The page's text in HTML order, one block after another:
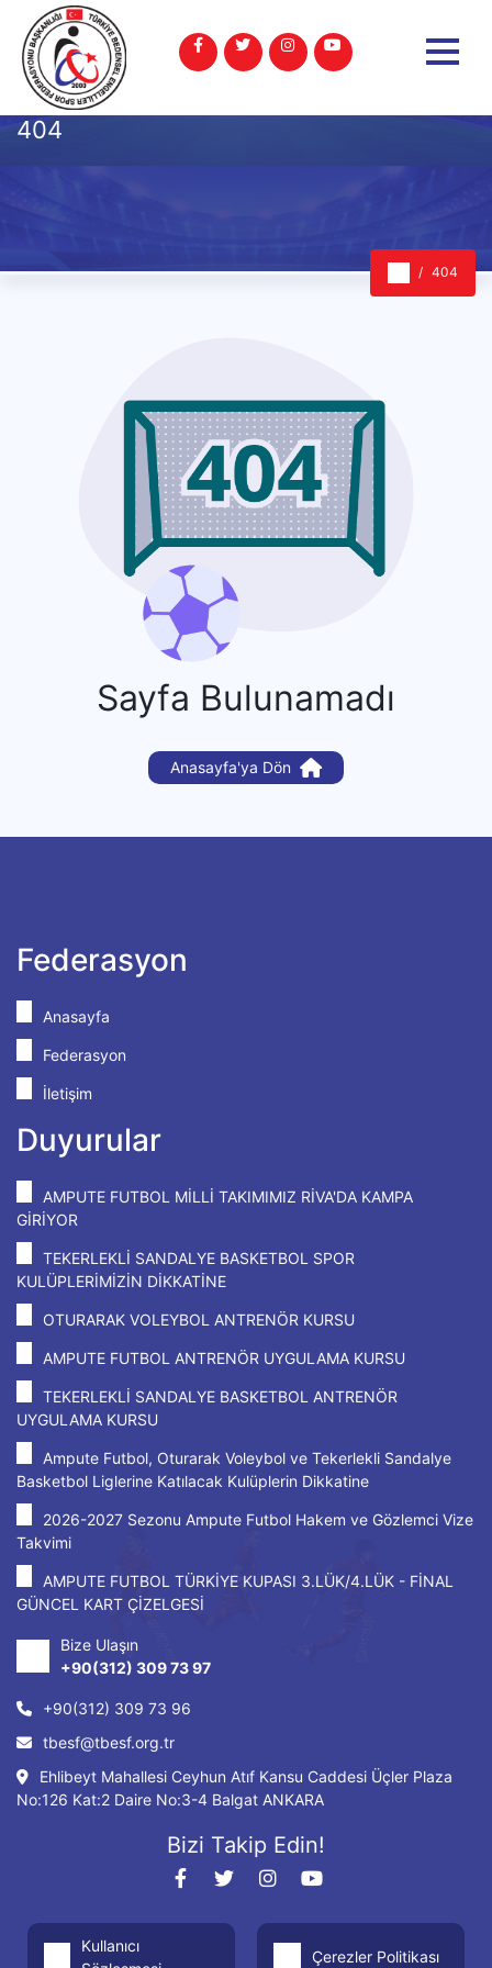
404
404
Sayfa Bulunamadı
Anasayfa'ya Dön
Federasyon
Anasayfa
Federasyon
İletişim
Duyurular
AMPUTE FUTBOL MİLLİ TAKIMIMIZ RİVA'DA KAMPA
GİRİYOR
TEKERLEKLİ SANDALYE BASKETBOL SPOR
KULÜPLERİMİZİN DİKKATİNE
OTURARAK VOLEYBOL ANTRENÖR KURSU
AMPUTE FUTBOL ANTRENÖR UYGULAMA KURSU
TEKERLEKLİ SANDALYE BASKETBOL ANTRENÖR
UYGULAMA KURSU
Ampute Futbol, Oturarak Voleybol ve Tekerlekli Sandalye
Basketbol Liglerine Katılacak Kulüplerin Dikkatine
2026-2027 Sezonu Ampute Futbol Hakem ve Gözlemci Vize
Takvimi
AMPUTE FUTBOL TÜRKİYE KUPASI 3.LÜK/4.LÜK - FİNAL
GÜNCEL KART ÇİZELGESİ
Bize Ulaşın
+90(312) 309 73 97
+90(312) 309 73 96
tbesf@tbesf.org.tr
Ehlibeyt Mahallesi Ceyhun Atıf Kansu Caddesi Üçler Plaza
No:126 Kat:2 Daire No:3-4 Balgat ANKARA
Bizi Takip Edin!
Kullanıcı
Çerezler Politikası